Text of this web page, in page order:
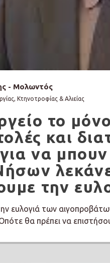
- Μολωντός
Κτηνοτροφίας & Αλιείας
το
και
να
την
ευλογιά των
θα πρέπει να